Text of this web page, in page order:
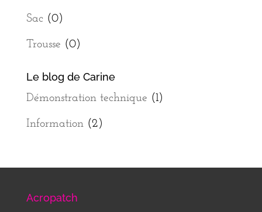
Sac (0)
Trousse (0)
Le blog de Carine
Démonstration technique (1)
Information(2)
Acropatch